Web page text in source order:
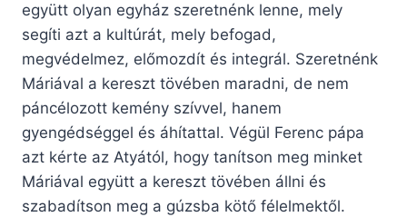
együtt olyan egyház szeretnénk lenne, mely
segíti azt a kultúrát, mely befogad,
megvédelmez, előmozdít és integrál. Szeretnénk
Máriával a kereszt tövében maradni, de nem
páncélozott kemény szívvel, hanem
gyengédséggel és áhítattal. Végül Ferenc pápa
azt kérte az Atyától, hogy tanítson meg minket
Máriával együtt a kereszt tövében állni és
szabadítson meg a gúzsba kötő félelmektől.